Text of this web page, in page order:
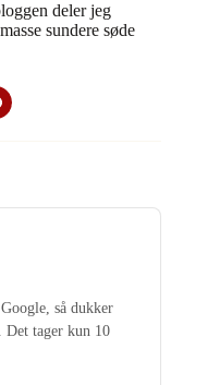
deler jeg
sundere søde
så dukker
Det tager kun 10